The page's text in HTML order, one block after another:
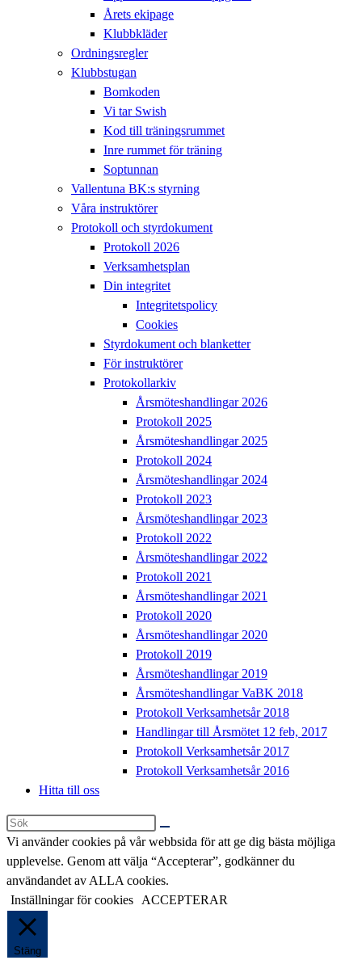
Årets ekipage
Klubbkläder
Ordningsregler
Klubbstugan
Bomkoden
Vi tar Swish
Kod till träningsrummet
Inre rummet för träning
Soptunnan
Vallentuna BK:s styrning
Våra instruktörer
Protokoll och styrdokument
Protokoll 2026
Verksamhetsplan
Din integritet
Integritetspolicy
Cookies
Styrdokument och blanketter
För instruktörer
Protokollarkiv
Årsmöteshandlingar 2026
Protokoll 2025
Årsmöteshandlingar 2025
Protokoll 2024
Årsmöteshandlingar 2024
Protokoll 2023
Årsmöteshandlingar 2023
Protokoll 2022
Årsmöteshandlingar 2022
Protokoll 2021
Årsmöteshandlingar 2021
Protokoll 2020
Årsmöteshandlingar 2020
Protokoll 2019
Årsmöteshandlingar 2019
Årsmöteshandlingar VaBK 2018
Protokoll Verksamhetsår 2018
Handlingar till Årsmötet 12 feb, 2017
Protokoll Verksamhetsår 2017
Protokoll Verksamhetsår 2016
Hitta till oss
Sök
på
denna
webbplats
Vi använder cookies på vår webbsida för att ge dig bästa möjliga
upplevelse. Genom att välja “Accepterar”, godkänner du
användandet av ALLA cookies.
Inställningar för cookies
ACCEPTERAR
Stäng